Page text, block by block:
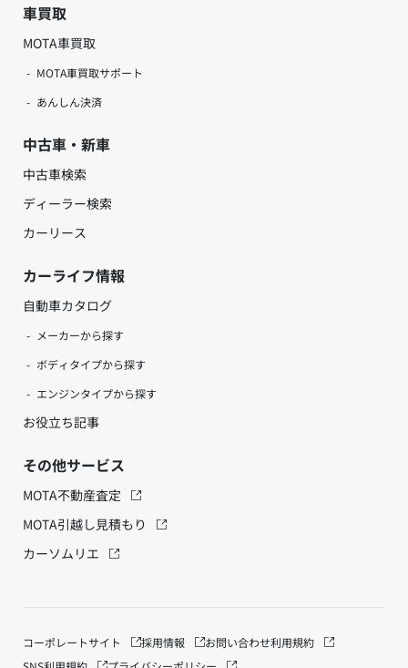
車買取
MOTA車買取
MOTA車買取サポート
あんしん決済
中古車・新車
中古車検索
ディーラー検索
カーリース
カーライフ情報
自動車カタログ
メーカーから探す
ボディタイプから探す
エンジンタイプから探す
お役立ち記事
その他サービス
MOTA不動産査定
MOTA引越し見積もり
カーソムリエ
コーポレートサイト 採用情報 お問い合わせ利用規約